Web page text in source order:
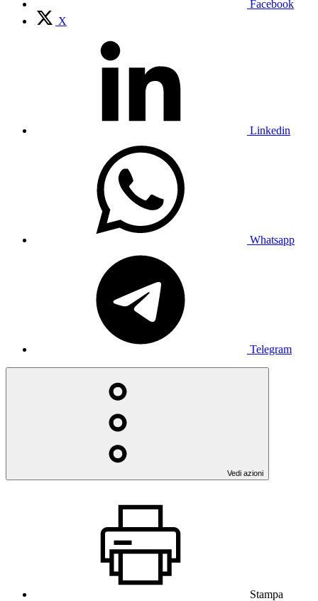
Facebook
X
Linkedin
Whatsapp
Telegram
Vedi azioni
Stampa